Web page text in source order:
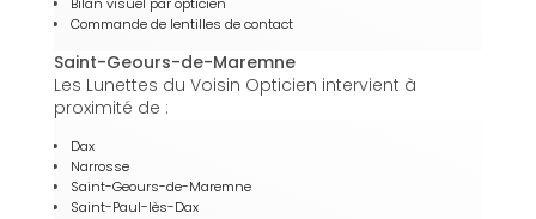
Commande de lentilles de contact
Saint-Geours-de-Maremne
Les Lunettes du Voisin Opticien intervient à
proximité de :
Dax
Narrosse
Saint-Geours-de-Maremne
Saint-Paul-lès-Dax